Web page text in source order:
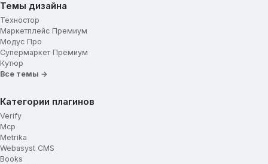
Плагины
Утилиты
Генератор табов
Генератор Popup
Темы дизайна
Техностор
Маркетплейс Премиум
Модус Про
Супермаркет Премиум
Кутюр
Все темы →
Категории плагинов
Verify
Mcp
Metrika
Webasyst CMS
Books